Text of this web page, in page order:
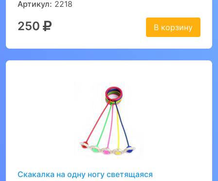
Артикул: 2218
250 В корзину
Скакалка на одну ногу светящаяся